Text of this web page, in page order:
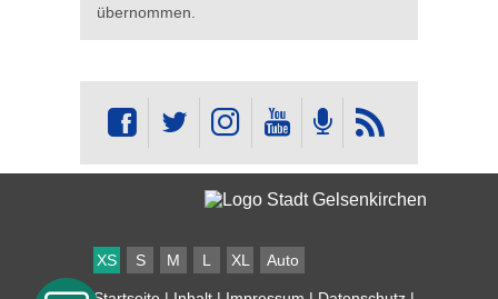
übernommen.
XS S M L XL Auto